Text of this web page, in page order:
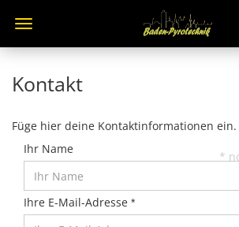
Kontakt
Füge hier deine Kontaktinformationen ein.
Ihr Name
Ihre E-Mail-Adresse
*